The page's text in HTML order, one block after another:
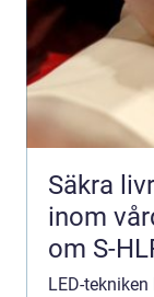
Säkra
inom
om S-
LED-